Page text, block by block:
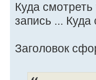
Куда
запись ...
Заголовок